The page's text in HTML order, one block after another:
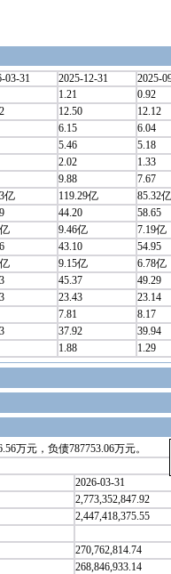
03-31
2025-12-31
2025-
1.21
0.92
12.50
12.12
6.15
6.04
5.46
5.18
2.02
1.33
9.88
7.67
亿 119.29亿
85.32亿
44.20
58.65
9.46亿
7.19亿
43.10
54.95
9.15亿
6.78亿
45.37
49.29
23.43
23.14
7.81
8.17
37.92
39.94
1.88 1.29
万元，负债787753.06万元。
2026-03-31
2,773,352,847.92
2,447,418,375.55
270,762,814.74
268,846,933.14